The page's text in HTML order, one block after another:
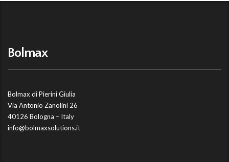
Bolmax
Bolmax di Pierini Giulia
Via Antonio Zanolini 26
40126 Bologna – Italy
info@bolmaxsolutions.it